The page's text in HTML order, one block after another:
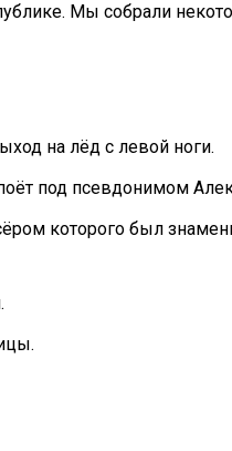
Мы собрали
на лёд с левой ноги.
под псевдонимом
которого был